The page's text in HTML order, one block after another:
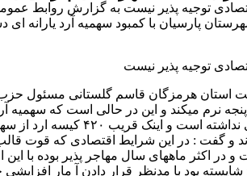
توجیه پذیر نیست به گزارش روابط
پارسیان با کمبود سهمیه آرد یارانه ای
توجیه پذیر نیست
هرمزگان قاسم گلستانی مسئول حزب
کیسه ارد از سهمیه پارسیان کسر کردند
و گفت : در این شرایط اقتصادی که قوت
در اکثر ماههای سال مهاجر پذیر بوده با